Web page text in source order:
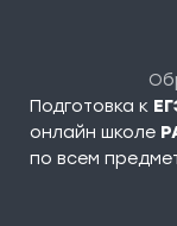
Подготовка к
онлайн школе
по всем